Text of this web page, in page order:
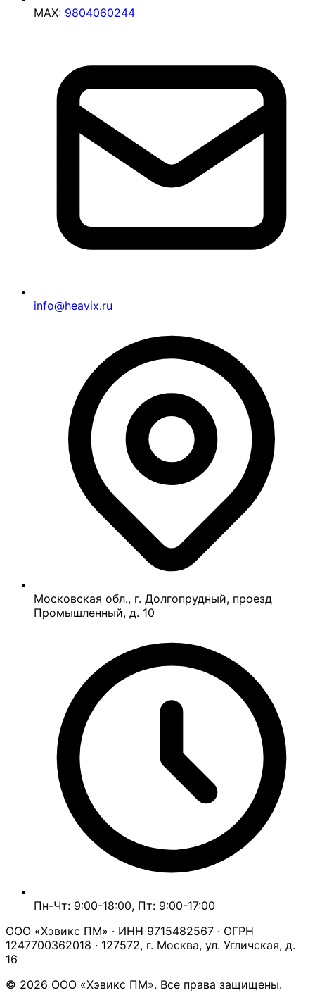
MAX: 9804060244
info@heavix.ru
Московская обл., г. Долгопрудный, проезд
Промышленный, д. 10
Пн-Чт: 9:00-18:00, Пт: 9:00-17:00
ООО «Хэвикс ПМ» · ИНН 9715482567 · ОГРН
1247700362018 · 127572, г. Москва, ул. Угличская, д.
16
© 2026 ООО «Хэвикс ПМ». Все права защищены.